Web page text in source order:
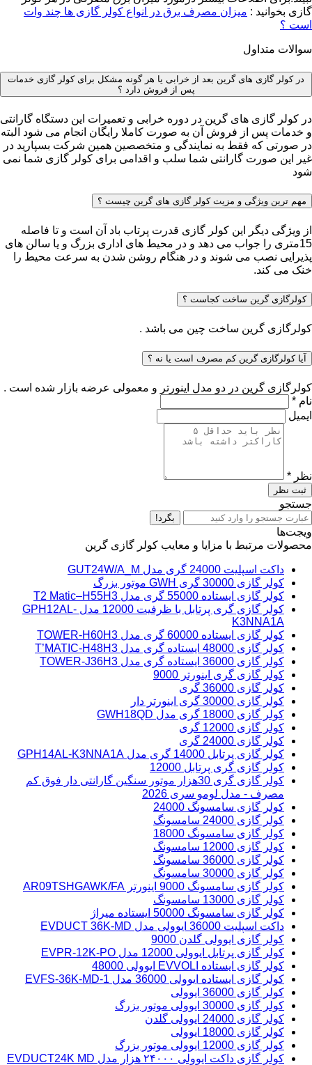
گازی بخوانید : میزان مصرف برق در انواع کولر گازی ها چند وات
است ؟
سوالات متداول
در کولر گازی های گرین بعد از خرابی یا هر گونه مشکل برای کولر گازی خدمات
پس از فروش دارد ؟
در کولر گازی های گرین در دوره خرابی و تعمیرات این دستگاه گارانتی
و خدمات پس از فروش آن به صورت کاملا رایگان انجام می شود البته
در صورتی که فقط به نمایندگی و متخصصین همین شرکت بسپارید در
غیر این صورت گارانتی شما سلب و اقدامی برای کولر گازی شما نمی
شود
مهم ترین ویژگی و مزیت کولر گازی های گرین چیست ؟
از ویژگی دیگر این کولر گازی قدرت پرتاب باد آن است و تا فاصله
15متری را جواب می دهد و در محیط های اداری بزرگ و یا سالن های
پذیرایی نصب می شوند و در هنگام روشن شدن به سرعت محیط را
خنک می کند.
کولرگازی گرین ساخت کجاست ؟
کولرگازی گرین ساخت چین می باشد .
آیا کولرگازی گرین کم مصرف است یا نه ؟
کولرگازی گرین در دو مدل اینورتر و معمولی عرضه بازار شده است .
نام *
ایمیل
نظر *
ثبت نظر
جستجو
بگرد!
ویجت‌ها
محصولات مرتبط با مزایا و معایب کولر گازی گرین
داکت اسپلیت 24000 گری مدل GUT24W/A_M
کولر گازی 30000 گری GWH موتور بزرگ
کولر گازی ایستاده 55000 گری مدل T2 Matic–H55H3
کولر گازی گری پرتابل با ظرفیت 12000 مدل GPH12AL-
K3NNA1A
کولر گازی ایستاده 60000 گری مدل TOWER-H60H3
کولر گازی 48000 ایستاده گری مدل T’MATIC-H48H3
کولر گازی 36000 ایستاده گری مدل TOWER-J36H3
کولر گازی گری اینورتر 9000
کولر گازی 36000 گری
کولر گازی 30000 گری اینورتر دار
کولر گازی 18000 گری مدل GWH18QD
کولر گازی 12000 گری
کولر گازی 24000 گری
کولر گازی پرتابل 14000 گری مدل GPH14AL-K3NNA1A
کولر گازی گری پرتابل 12000
کولر گازی گری 30هزار موتور سنگین گارانتی دار فوق کم
مصرف - مدل لومو سری 2026
کولر گازی‌ سامسونگ 24000
کولر گازی 24000 سامسونگ
کولر گازی سامسونگ 18000
کولر گازی 12000 سامسونگ
کولر گازی 36000 سامسونگ
کولر گازی 30000 سامسونگ
کولر گازی سامسونگ 9000 اینورتر AR09TSHGAWK/FA
کولر گازی 13000 سامسونگ
کولر گازی سامسونگ 50000 ایستاده میراژ
داکت اسپلیت 36000 ایوولی مدل EVDUCT 36K-MD
کولر گازی ایوولی گلدن 9000
کولر گازی پرتابل ایوولی 12000 مدل EVPR-12K-PO
کولر گازی ایستاده EVVOLI ایوولی 48000
کولر گازی ایستاده ایوولی 36000 مدل EVFS-36K-MD-1
کولر گازی 36000 ایوولی
کولر گازی 30000 ایوولی موتور بزرگ
کولر گازی 24000 ایوولی گلدن
کولر گازی 18000 ایوولی
کولر گازی 12000 ایوولی موتور بزرگ
کولر گازی داکت ایوولی ۲۴۰۰۰ هزار مدل EVDUCT24K MD